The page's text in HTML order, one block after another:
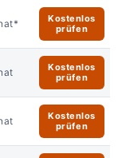
Kostenlos
prüfen
Kostenlos
prüfen
Kostenlos
prüfen